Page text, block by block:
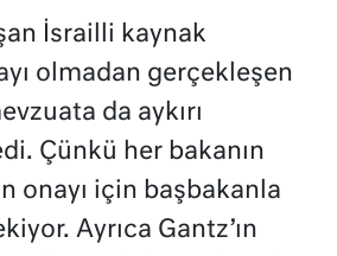
İsrailli kaynak
olmadan gerçekleşen
da aykırı
Çünkü her bakanın
onayı için başbakanla
Ayrıca Gantz’ın